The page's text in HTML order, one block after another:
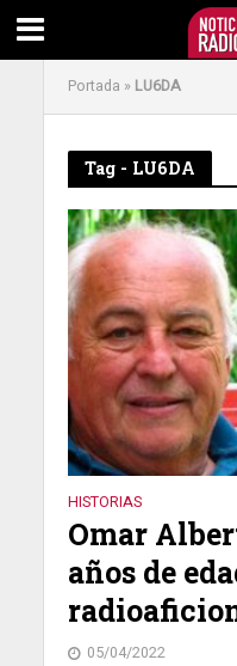
Portada » LU6DA
Tag - LU6DA
HISTORIAS
Omar
años de
05/04/2022